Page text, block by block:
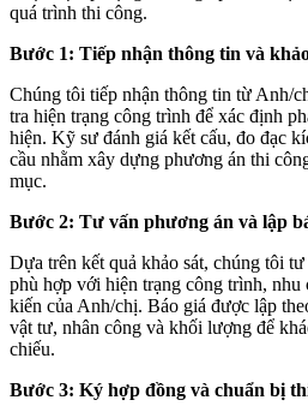
quá trình thi công.
Bước 1: Tiếp nhận thông tin và
Chúng tôi tiếp nhận thông tin từ Anh/
tra hiện trạng công trình để xác định
hiện. Kỹ sư đánh giá kết cấu, đo đạc
cầu nhằm xây dựng phương án thi
mục.
Bước 2: Tư vấn phương án và lập
Dựa trên kết quả khảo sát, chúng tôi
phù hợp với hiện trạng công trình, nhu
kiến của Anh/chị. Báo giá được lập
vật tư, nhân công và khối lượng để
chiếu.
Bước 3: Ký hợp đồng và chuẩn bị